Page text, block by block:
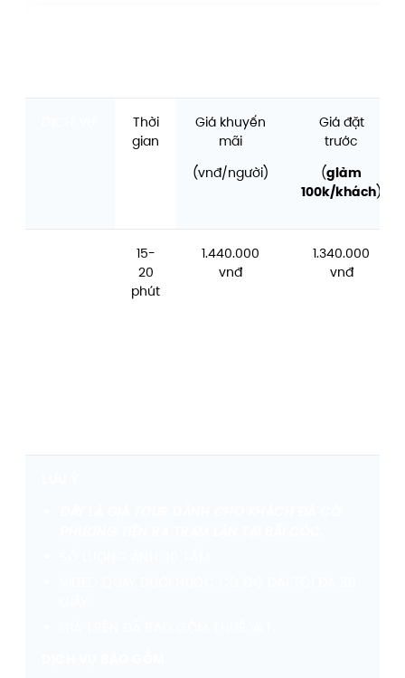
Thời
gian
Giá khuyến
mãi
(vnđ/người)
Giá đặt
trước
(giảm
100k/khách)
15-
20
phút
1.440.000
vnđ
1.340.000
vnđ